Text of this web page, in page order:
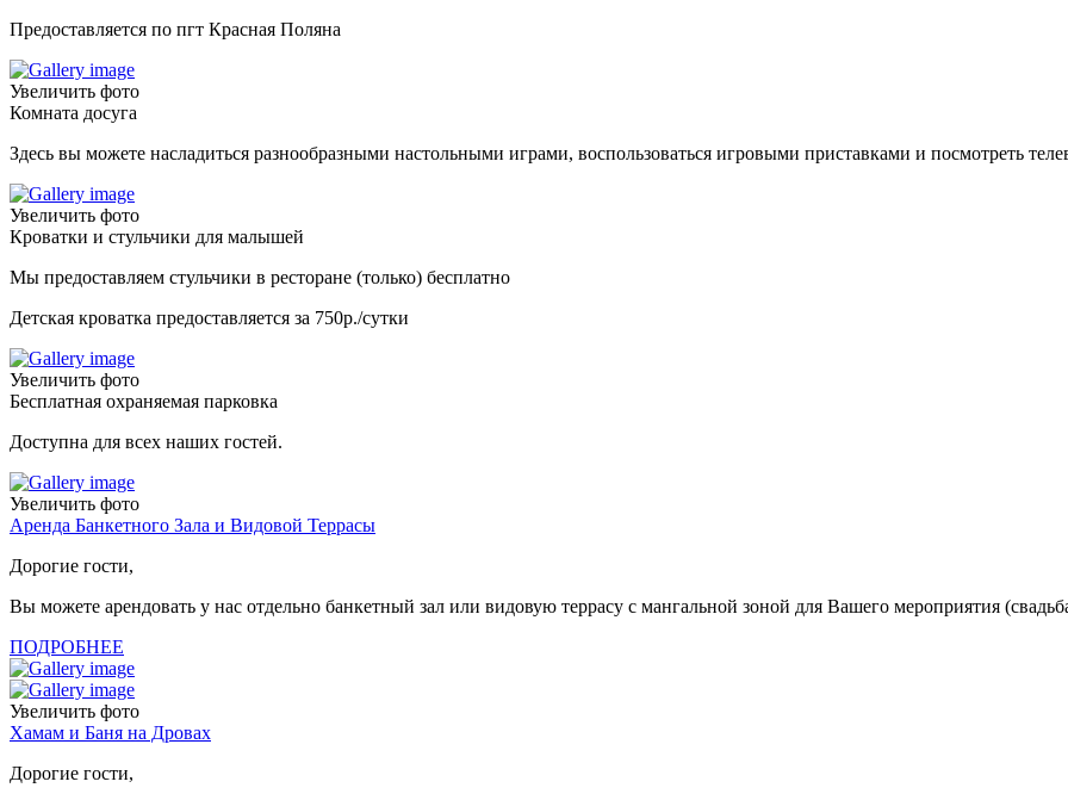
Предоставляется по пгт Красная Поляна
Увеличить фото
Комната досуга
Здесь вы можете насладиться разнообразными настольными играми, воспользоваться игровыми приставками и посмотреть
Увеличить фото
Кроватки и стульчики для малышей
Мы предоставляем стульчики в ресторане (только) бесплатно
Детская кроватка предоставляется за 750р./сутки
Увеличить фото
Бесплатная охраняемая парковка
Доступна для всех наших гостей.
Увеличить фото
Аренда Банкетного Зала и Видовой Террасы
Дорогие гости,
Вы можете арендовать у нас отдельно банкетный зал или видовую террасу с мангальной зоной для Вашего мероприятия
ПОДРОБНЕЕ
Увеличить фото
Хамам и Баня на Дровах
Дорогие гости,